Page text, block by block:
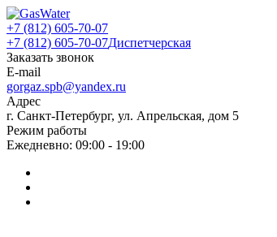
+7 (812) 605-70-07
+7 (812) 605-70-07Диспетчерская
Заказать звонок
E-mail
gorgaz.spb@yandex.ru
Адрес
г. Санкт-Петербург, ул. Апрельская, дом 5
Режим работы
Ежедневно: 09:00 - 19:00